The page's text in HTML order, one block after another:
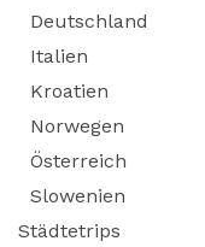
Deutschland
Italien
Kroatien
Norwegen
Österreich
Slowenien
Städtetrips